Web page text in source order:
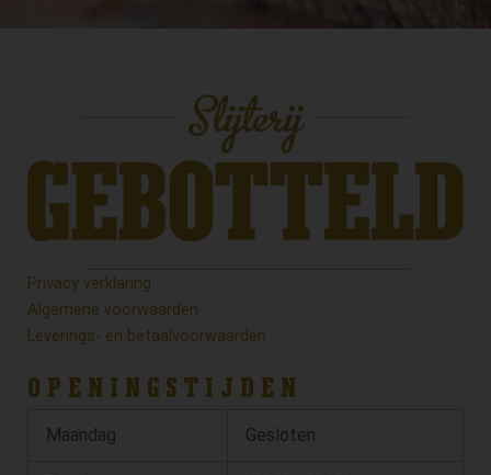
Privacy verklaring
Algemene voorwaarden
Leverings- en betaalvoorwaarden
OPENINGSTIJDEN
Maandag Gesloten